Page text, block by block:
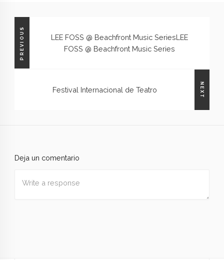
PREVIOUS LEE FOSS @ Beachfront Music SeriesLEE
FOSS @ Beachfront Music Series
NEXT
Festival Internacional de Teatro
Deja un comentario